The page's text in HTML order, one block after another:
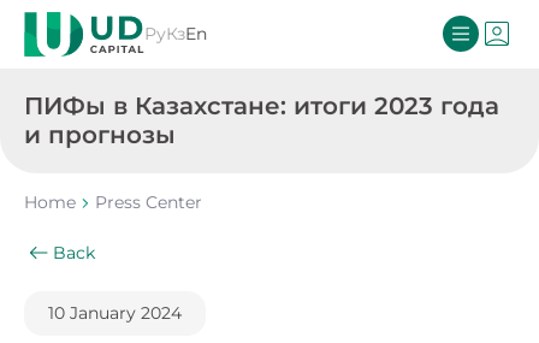
РуКзEn
ПИФы в Казахстане: итоги 2023 года
и прогнозы
Home Press Center
Back
10 January 2024